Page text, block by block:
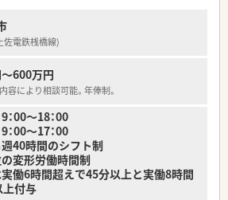
】
頓が徹底されており、手狭な店舗であってもゆ
やピッキングサポートシステムを積極的に導
業務負担を軽減しています。
温かい雰囲気が魅力です。
】
りと寄り添いながら、地域医療の発展に貢献し
命感を持った方が活躍しています。
事務スタッフとの円滑なコミュニケーション
佐電鉄桟橋線)
600万円
により相談可能。年俸制。
00～18：00
17：00
40時間のシフト制
変形労働時間制
働6時間超えで45分以上と実働8時間
付与